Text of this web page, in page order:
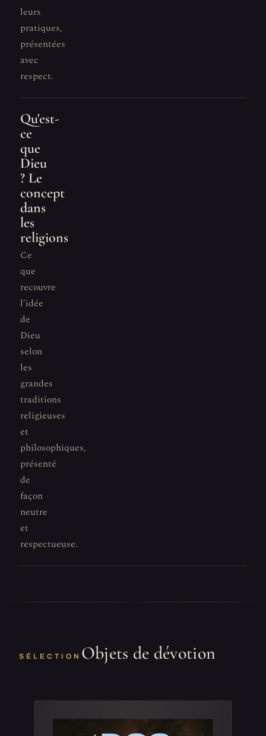
leurs
pratiques,
présentées
avec
respect.
Qu'est-
ce
que
Dieu
? Le
concept
dans
les
religions
Ce
que
recouvre
l'idée
de
Dieu
selon
les
grandes
traditions
religieuses
et
philosophiques,
présenté
de
façon
neutre
et
respectueuse.
SÉLECTION Objets de dévotion